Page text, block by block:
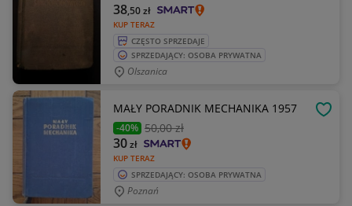
KUP TERAZ
38,50zł
CZĘSTO SPRZEDAJE
SPRZEDAJĄCY: OSOBA PRYWATNA
Olszanica
MAŁY PORADNIK MECHANIKA 1957
-40% 50,00 zł
KUP TERAZ
30zł
SPRZEDAJĄCY: OSOBA PRYWATNA
Poznań